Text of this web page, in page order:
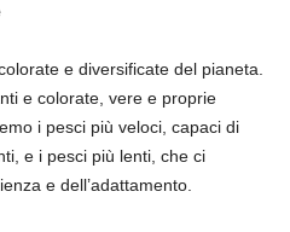
e diversificate del pianeta.
e colorate, vere e proprie
i pesci più veloci, capaci di
e i pesci più lenti, che ci
e dell’adattamento.